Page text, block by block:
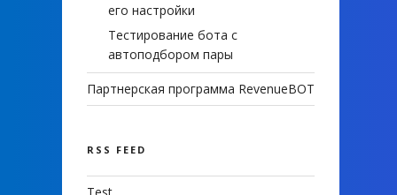
его настройки
Тестирование бота с
автоподбором пары
Партнерская программа RevenueBOT
RSS FEED